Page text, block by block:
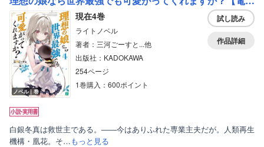
ノベル｜巻
現在4巻
ライトノベル
著者：三河ごーすと...他
出版社：KADOKAWA
254ページ
1巻購入：600ポイント
試し読み
作品詳細
白銀冬真は救世主である。――今はありふれた専業主夫だが。人類再生
機構・凰花。そ…もっと見る